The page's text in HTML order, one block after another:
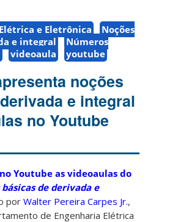
e Eletrônica
Noções
e integral
Números
videoaula youtube
noções
e integral
no Youtube
Youtube as videoaulas do
básicas de derivada e
porWalter Pereira Carpes Jr.,
de Engenharia Elétrica